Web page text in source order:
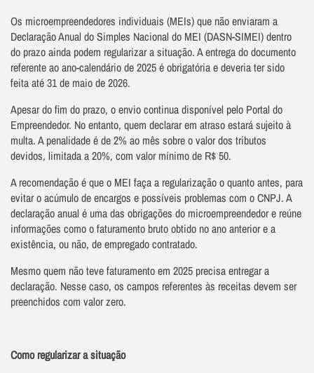
Os microempreendedores individuais (MEIs) que não enviaram a
Declaração Anual do Simples Nacional do MEI (DASN-SIMEI) dentro
do prazo ainda podem regularizar a situação. A entrega do documento
referente ao ano-calendário de 2025 é obrigatória e deveria ter sido
feita até 31 de maio de 2026.
Apesar do fim do prazo, o envio continua disponível pelo Portal do
Empreendedor. No entanto, quem declarar em atraso estará sujeito à
multa. A penalidade é de 2% ao mês sobre o valor dos tributos
devidos, limitada a 20%, com valor mínimo de R$ 50.
A recomendação é que o MEI faça a regularização o quanto antes, para
evitar o acúmulo de encargos e possíveis problemas com o CNPJ. A
declaração anual é uma das obrigações do microempreendedor e reúne
informações como o faturamento bruto obtido no ano anterior e a
existência, ou não, de empregado contratado.
Mesmo quem não teve faturamento em 2025 precisa entregar a
declaração. Nesse caso, os campos referentes às receitas devem ser
preenchidos com valor zero.
Como regularizar a situação